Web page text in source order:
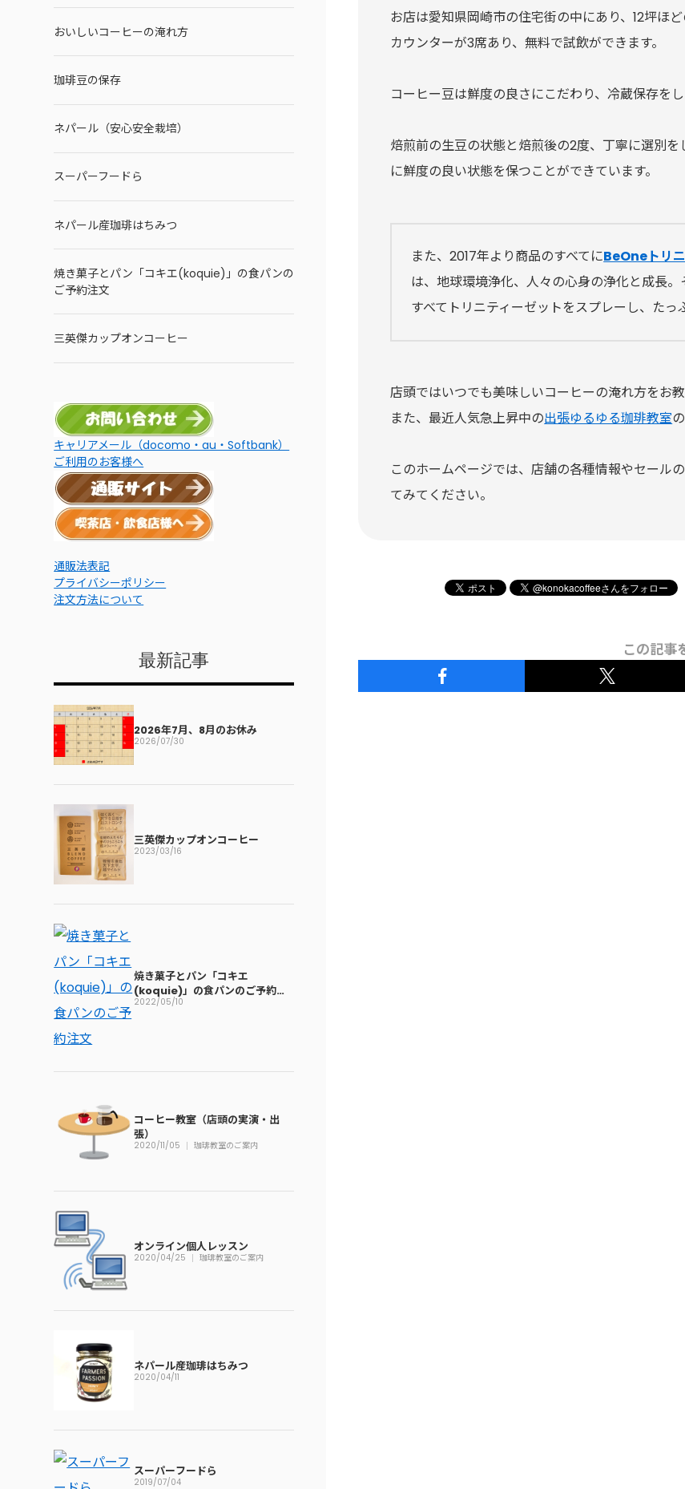
お店は愛知県岡崎市の住宅街の中にあり、12坪ほど
カウンターが3席あり、無料で試飲ができます。
コーヒー豆は鮮度の良さにこだわり、冷蔵保存をし
焙煎前の生豆の状態と焙煎後の2度、丁寧に選別
に鮮度の良い状態を保つことができています。
また、2017年より商品のすべてにBeOneトリ
は、地球環境浄化、人々の心身の浄化と成長
すべてトリニティーゼットをスプレーし、たっ
店頭ではいつでも美味しいコーヒーの淹れ方をお教
また、最近人気急上昇中の出張ゆるゆる珈琲教室
このホームページでは、店舗の各種情報やセール
てみてください。
この記事
おいしいコーヒーの淹れ方
珈琲豆の保存
ネパール（安心安全栽培）
スーパーフードら
ネパール産珈琲はちみつ
焼き菓子とパン「コキエ(koquie)」の食パンの
ご予約注文
三英傑カップオンコーヒー
キャリアメール（docomo・au・Softbank）
ご利用のお客様へ
通販法表記
プライバシーポリシー
注文方法について
最新記事
2026年7月、8月のお休み
2026/07/30
三英傑カップオンコーヒー
2023/03/16
焼き菓子とパン「コキエ
(koquie)」の食パンのご予約注
文
2022/05/10
コーヒー教室（店頭の実演・出
張）
2020/11/05 珈琲教室のご案内
オンライン個人レッスン
2020/04/25 珈琲教室のご案内
ネパール産珈琲はちみつ
2020/04/11
スーパーフードら
2019/07/04